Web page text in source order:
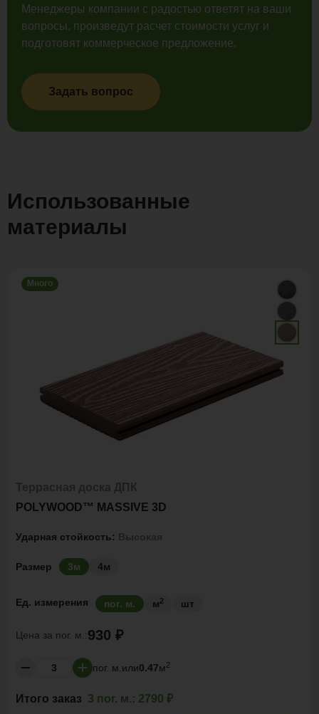
Менеджеры компании с радостью ответят на ваши
вопросы, произведут расчет стоимости услуг и
подготовят коммерческое предложение.
Задать вопрос
Использованные
материалы
Много
POLYWOOD™ MASSIVE 3D
Ударная стойкость:
Размер 3м 4м
Ед. измерения пог. м. м2 шт
Цена за пог. м.:930 ₽
пог. м. или0.47м2
Итого заказ 3 пог. м.: 2790 ₽